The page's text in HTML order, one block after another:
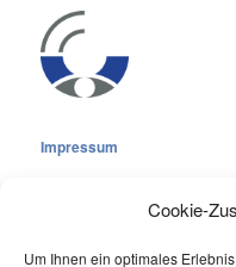
Cookie-
Um Ihnen ein optimales
Impressum